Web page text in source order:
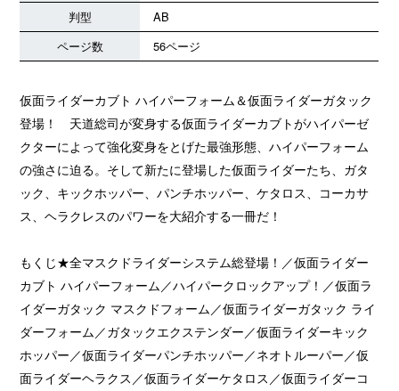
判型
AB
ページ数
56ページ
仮面ライダーカブト ハイパーフォーム＆仮面ライダーガタック
登場！ 天道総司が変身する仮面ライダーカブトがハイパーゼ
クターによって強化変身をとげた最強形態、ハイパーフォーム
の強さに迫る。そして新たに登場した仮面ライダーたち、ガタ
ック、キックホッパー、パンチホッパー、ケタロス、コーカサ
ス、ヘラクレスのパワーを大紹介する一冊だ！
もくじ★全マスクドライダーシステム総登場！／仮面ライダー
カブト ハイパーフォーム／ハイパークロックアップ！／仮面ラ
イダーガタック マスクドフォーム／仮面ライダーガタック ライ
ダーフォーム／ガタックエクステンダー／仮面ライダーキック
ホッパー／仮面ライダーパンチホッパー／ネオトルーパー／仮
面ライダーヘラクス／仮面ライダーケタロス／仮面ライダーコ